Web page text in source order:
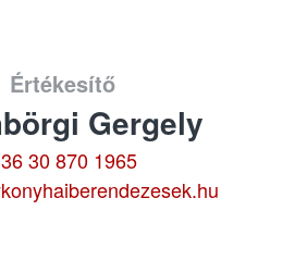
Értékesítő
Gergely
30 870 1965